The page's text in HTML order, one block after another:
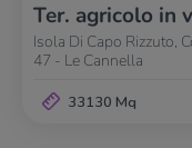
Ter. agricolo in
Isola Di Capo Rizzuto,
47 - Le Cannella
33130 Mq